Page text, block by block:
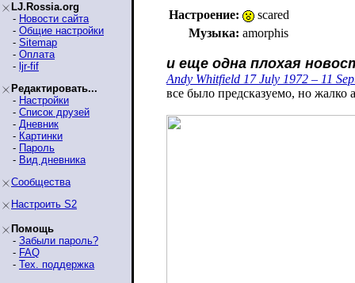
LJ.Rossia.org
- Новости сайта
- Общие настройки
- Sitemap
- Оплата
- ljr-fif
Редактировать...
- Настройки
- Список друзей
- Дневник
- Картинки
- Пароль
- Вид дневника
Сообщества
Настроить S2
Помощь
- Забыли пароль?
- FAQ
- Тех. поддержка
Настроение:
scared
Музыка: amorphis
и еще одна плохая
Andy Whitfield 17 July 1972 – 11
все было предсказуемо, но жалко